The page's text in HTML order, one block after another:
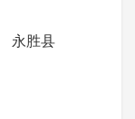
永胜县